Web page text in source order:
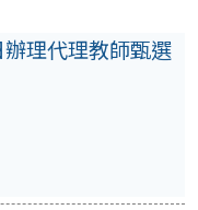
理代理教師甄選